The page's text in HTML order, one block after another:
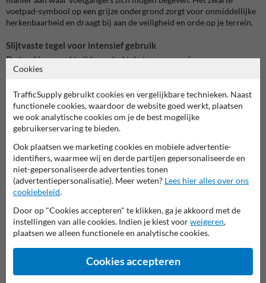
voetpad-symbool op een grijze ondergrond zorgt voor onmiddellijke
herkenbaarheid en draagt bij aan de veiligheid en orde op je terrein.
Slijtvaste tegel voor intensief gebruik
De tegel is gemaakt uit hogesterktebeton en voorzien van een
slijtvaste, UV-bestendige opdruk. Daardoor blijft het pictogram
weer en wind. Eenvoudig te integreren in bestaande of nieuwe
bestrating.
Toepassingsmogelijkheden
Stoepen in stads- en dorpskernen
Doorgangen op schoolterreinen
Fietspaden met gemengde zones
Bedrijventerreinen of magazijnen
Openbare parkings met aparte looproutes
Gemeentelijke voetpaden of wandelassen
Een vaste, duidelijke en onderhoudsarme oplossing om voetgangers
Cookies
TrafficSupply gebruikt cookies en vergelijkbare technieken. Naast
functionele cookies, waardoor de website goed werkt, plaatsen
we ook analytische cookies om je de best mogelijke
gebruikerservaring te bieden.
Ook plaatsen we marketing cookies en mobiele advertentie-
identifiers, waarmee wij en derde partijen gepersonaliseerde en
niet-gepersonaliseerde advertenties tonen
(advertentiepersonalisatie). Meer weten? Lees hier alles over ons
cookiebeleid.
Door op "Cookies accepteren" te klikken, ga je akkoord met de
instellingen van alle cookies. Indien je kiest voorweigeren,
plaatsen we alleen functionele en analytische cookies.
Cookies accepteren